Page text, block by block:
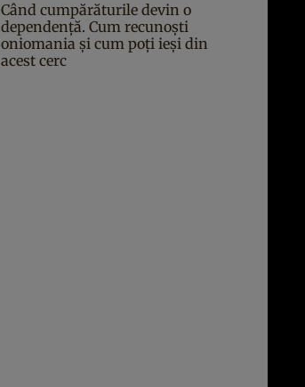
Când cumpărăturile devin o
dependență. Cum recunoști
oniomania și cum poți ieși din
acest cerc